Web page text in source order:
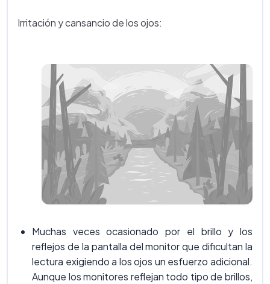
Irritación y cansancio de los ojos:
Muchas veces ocasionado por el brillo y los
reflejos de la pantalla del monitor que dificultan la
lectura exigiendo a los ojos un esfuerzo adicional.
Aunque los monitores reflejan todo tipo de brillos,